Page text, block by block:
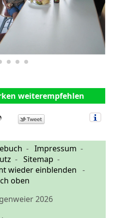
weiterempfehlen
Impressum
Sitemap
wieder einblenden
oben
2026